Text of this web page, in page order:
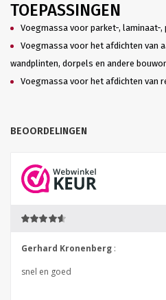
TOEPASSINGEN
Voegmassa voor parket-, laminaat-,
Voegmassa voor het afdichten van
wandplinten, dorpels en andere
Voegmassa voor het afdichten van
BEOORDELINGEN